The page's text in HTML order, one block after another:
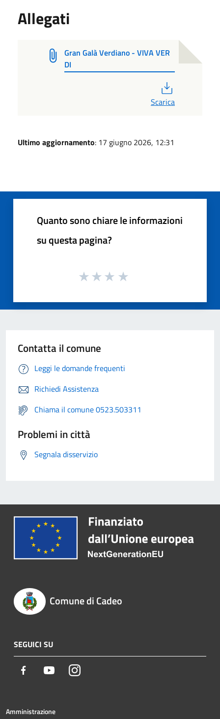
Allegati
Gran Galà Verdiano - VIVA VER
DI
Scarica
Ultimo aggiornamento: 17 giugno 2026, 12:31
Quanto sono chiare le informazioni
su questa pagina?
Contatta il comune
Leggi le domande frequenti
Richiedi Assistenza
Chiama il comune 0523.503311
Problemi in città
Segnala disservizio
Comune di Cadeo
SEGUICI SU
Facebook YoutubeInstagram
Amministrazione